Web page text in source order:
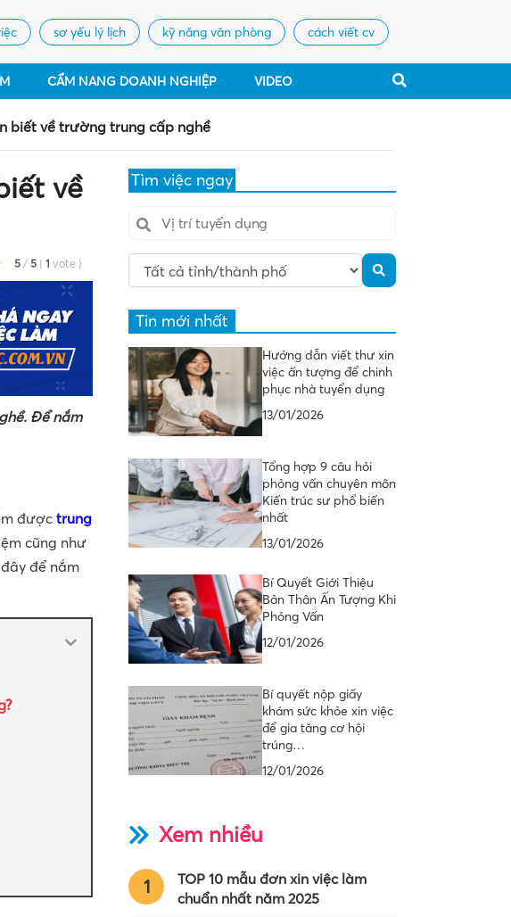
sơ yếu lý lịch kỹ năng văn phòng cách viết cv
CẨM NANG DOANH NGHIỆP VIDEO
biết về trường trung cấp nghề
về
5 / 5 ( 1 vote )
Để nắm
được trung
cũng như
để nắm
Tìm việc ngay
Tin mới nhất
Hướng dẫn viết thư xin
việc ấn tượng để chinh
phục nhà tuyển dụng
13/01/2026
Tổng hợp 9 câu hỏi
phỏng vấn chuyên môn
Kiến trúc sư phổ biến
nhất
13/01/2026
Bí Quyết Giới Thiệu
Bản Thân Ấn Tượng Khi
Phỏng Vấn
12/01/2026
Bí quyết nộp giấy
khám sức khỏe xin việc
để gia tăng cơ hội
trúng…
12/01/2026
Xem nhiều
1
TOP 10 mẫu đơn xin việc làm
chuẩn nhất năm 2025